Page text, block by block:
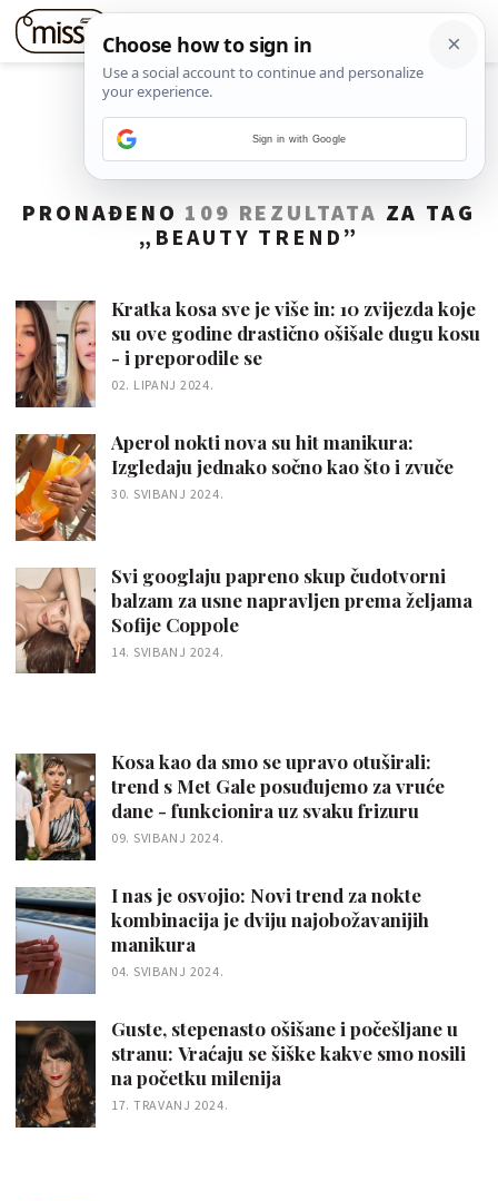
PRONAĐENO 109 REZULTATA ZA TAG
„ BEAUTY TREND ”
Kratka kosa sve je više in: 10 zvijezda koje
su ove godine drastično ošišale dugu kosu
- i preporodile se
02. LIPANJ 2024.
Aperol nokti nova su hit manikura:
Izgledaju jednako sočno kao što i zvuče
30. SVIBANJ 2024.
Svi googlaju papreno skup čudotvorni
balzam za usne napravljen prema željama
Sofije Coppole
14. SVIBANJ 2024.
Kosa kao da smo se upravo otuširali:
trend s Met Gale posuđujemo za vruće
dane - funkcionira uz svaku frizuru
09. SVIBANJ 2024.
I nas je osvojio: Novi trend za nokte
kombinacija je dviju najobožavanijih
manikura
04. SVIBANJ 2024.
Guste, stepenasto ošišane i počešljane u
stranu: Vraćaju se šiške kakve smo nosili
na početku milenija
17. TRAVANJ 2024.
Sign in with Google